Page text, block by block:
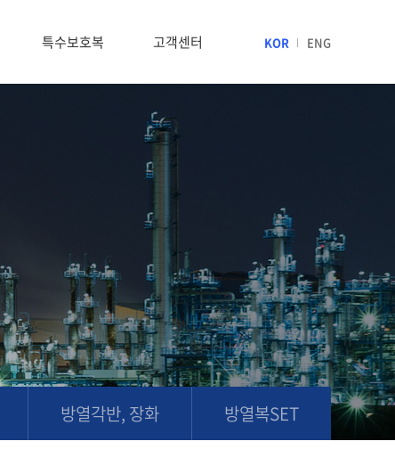
KOR ENG
특수보호복 고객센터
방열각반, 장화 방열복SET